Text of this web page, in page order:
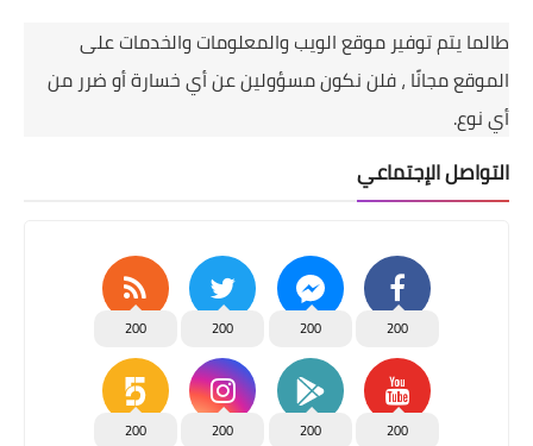
طالما يتم توفير موقع الويب والمعلومات والخدمات على
الموقع مجانًا ، فلن نكون مسؤولين عن أي خسارة أو ضرر من
أي نوع.
التواصل الإجتماعي
200
200
200
200
200
200
200
200